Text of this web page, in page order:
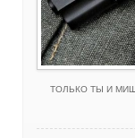
ТОЛЬКО ТЫ И